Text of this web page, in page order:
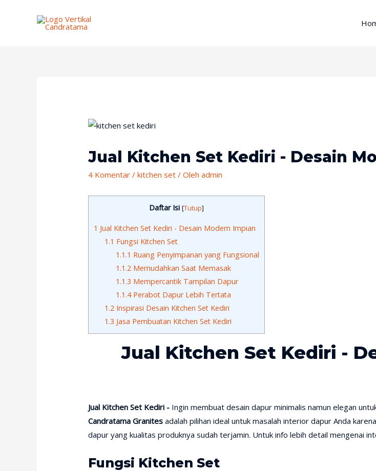
Jual Kitchen Set Kediri - Desain
4 Komentar /kitchen set / Oleh admin
Daftar Isi [Tutup]
1 Jual Kitchen Set Kediri - Desain Modern Impian
1.1 Fungsi Kitchen Set
1.1.1 Ruang Penyimpanan yang Fungsional
1.1.2Memudahkan Saat Memasak
1.1.3 Mempercantik Tampilan Dapur
1.1.4Perabot Dapur Lebih Tertata
1.2 Inspirasi Desain Kitchen Set Kediri
1.3 Jasa Pembuatan Kitchen Set Kediri
Jual Kitchen Set Kediri -
Jual Kitchen Set Kediri - Ingin membuat desain dapur minimalis namun elegan
Candratama Granitesadalah pilihan ideal untuk masalah interior dapur Anda
dapur yang kualitas produknya sudah terjamin. Untuk info lebih detail mengenai
Fungsi Kitchen Set